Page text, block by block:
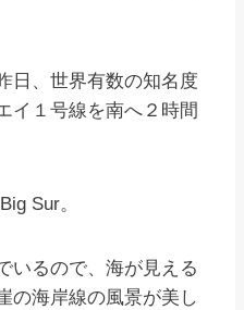
日、世界有数の知名度
イ１号線を南へ２時間
Sur。
いるので、海が見える
の海岸線の風景が美し